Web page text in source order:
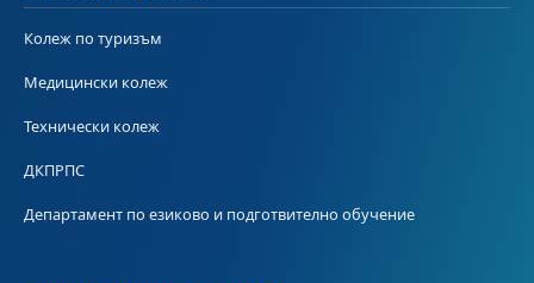
Колеж по туризъм
Медицински колеж
Технически колеж
ДКПРПС
Департамент по езиково и подготвително обучение